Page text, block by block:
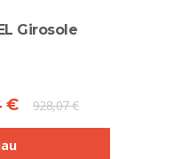
Girosole
€ 928,07 €